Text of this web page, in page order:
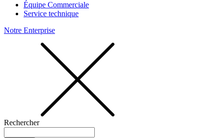
Équipe Commerciale
Service technique
Notre Enterprise
Rechercher